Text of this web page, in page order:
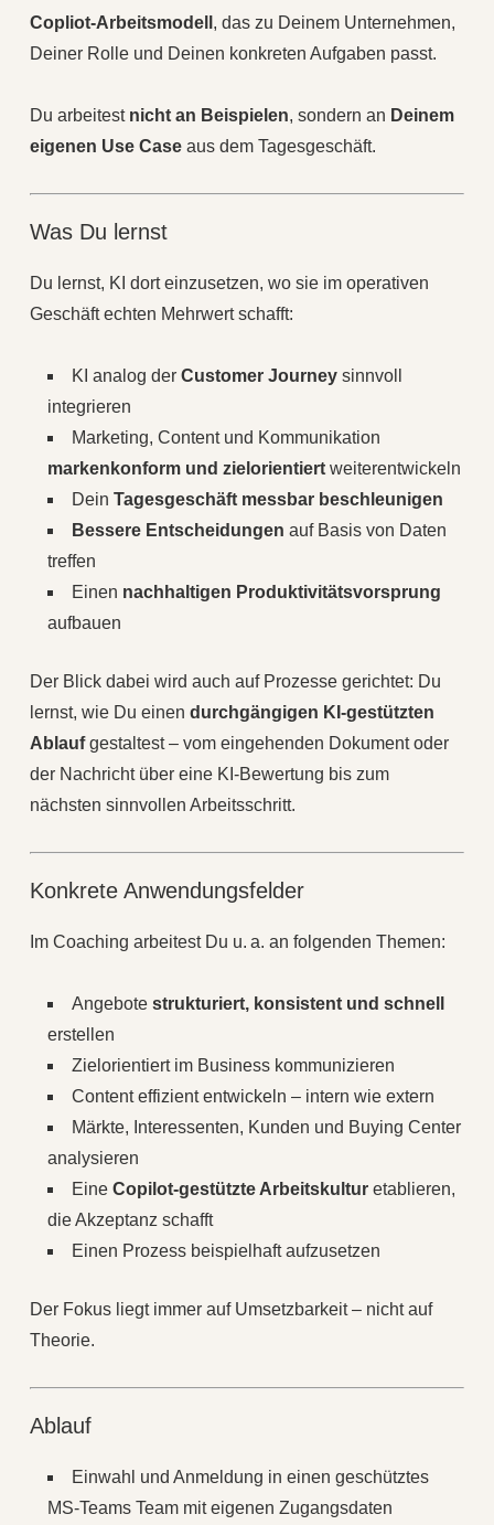
Copliot‑Arbeitsmodell , das zu Deinem Unternehmen,
Deiner Rolle und Deinen konkreten Aufgaben passt.
Du arbeitest nicht an Beispielen, sondern an Deinem
eigenen Use Caseaus dem Tagesgeschäft.
Was Du lernst
Du lernst, KI dort einzusetzen, wo sie im operativen
Geschäft echten Mehrwert schafft:
KI analog der Customer Journeysinnvoll
integrieren
Marketing, Content und Kommunikation
markenkonform und zielorientiertweiterentwickeln
Dein Tagesgeschäft messbar beschleunigen
Bessere Entscheidungen auf Basis von Daten
treffen
Einen nachhaltigen Produktivitätsvorsprung
aufbauen
Der Blick dabei wird auch auf Prozesse gerichtet: Du
lernst, wie Du einen durchgängigen KI‑gestützten
Ablaufgestaltest – vom eingehenden Dokument oder
der Nachricht über eine KI‑Bewertung bis zum
nächsten sinnvollen Arbeitsschritt.
Konkrete Anwendungsfelder
Im Coaching arbeitest Du u. a. an folgenden Themen:
Angebote strukturiert, konsistent und schnell
erstellen
Zielorientiert im Business kommunizieren
Content effizient entwickeln – intern wie extern
Märkte, Interessenten, Kunden und Buying Center
analysieren
Eine Copilot‑gestützte Arbeitskulturetablieren,
die Akzeptanz schafft
Einen Prozess beispielhaft aufzusetzen
Der Fokus liegt immer auf Umsetzbarkeit – nicht auf
Theorie.
Ablauf
Einwahl und Anmeldung in einen geschütztes
MS-Teams Team mit eigenen Zugangsdaten